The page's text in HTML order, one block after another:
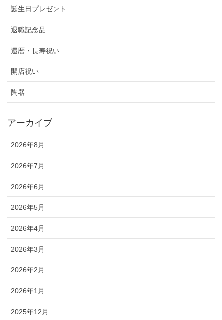
誕生日プレゼント
退職記念品
還暦・長寿祝い
開店祝い
陶器
アーカイブ
2026年8月
2026年7月
2026年6月
2026年5月
2026年4月
2026年3月
2026年2月
2026年1月
2025年12月